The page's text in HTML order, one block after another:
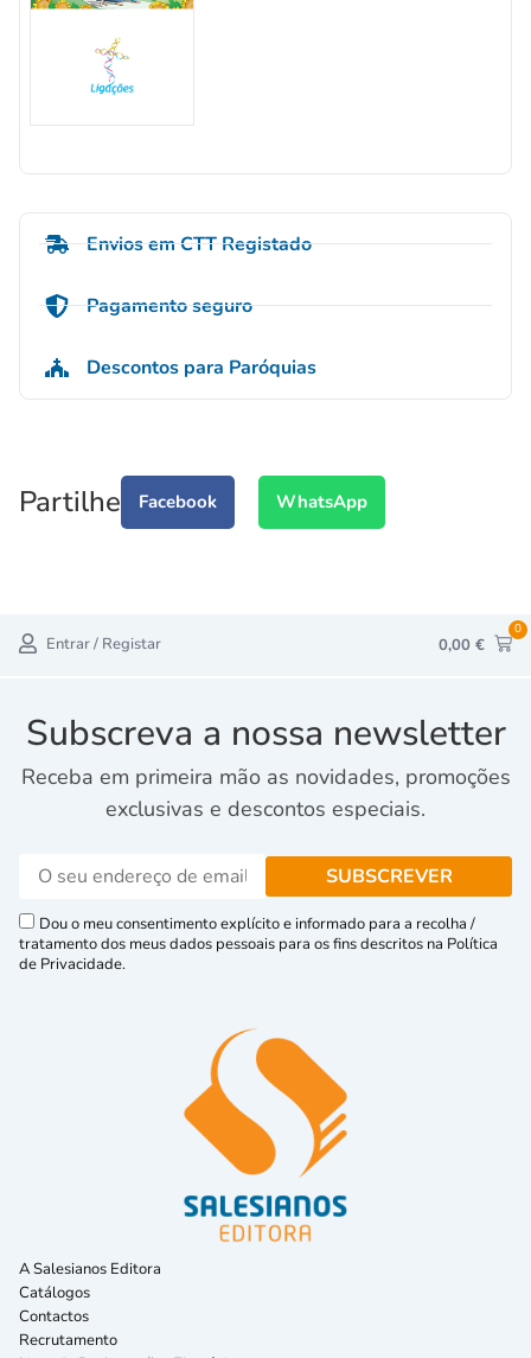
Envios em CTT Registado
Pagamento seguro
Descontos para Paróquias
Partilhe Facebook WhatsApp
Entrar / Registar 0,00 €
0
Subscreva a nossa newsletter
Receba em primeira mão as novidades, promoções
exclusivas e descontos especiais.
Dou o meu consentimento explícito e informado para a recolha /
tratamento dos meus dados pessoais para os fins descritos na Política
de Privacidade.
A Salesianos Editora
Catálogos
Contactos
Recrutamento